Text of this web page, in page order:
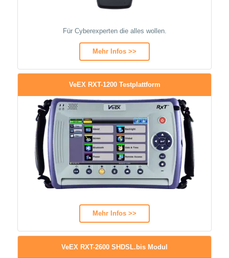
Für Cyberexperten die alles wollen.
Mehr Infos >>
VeEX RXT-1200 Testplattform
Mehr Infos >>
VeEX RXT-2600 SHDSL.bis Modul